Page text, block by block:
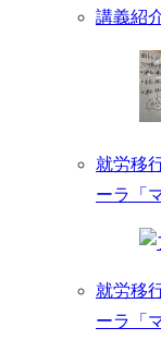
講義紹
就労移
ーラ「
就労移
ーラ「